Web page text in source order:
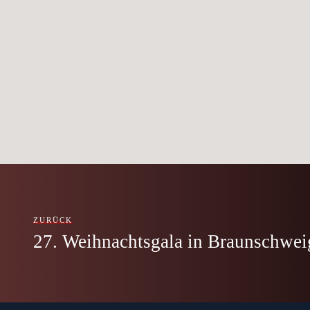
ZURÜCK
27. Weihnachtsgala in